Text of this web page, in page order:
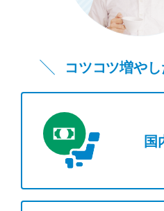
コツコツ増や
国